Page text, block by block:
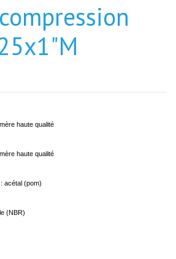
haute qualité
haute qualité
acétal (pom)
(NBR)